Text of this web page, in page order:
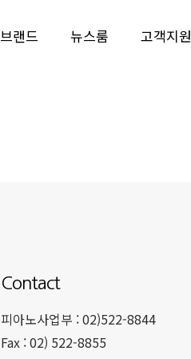
브랜드 뉴스룸 고객지원
Contact
피아노사업부 : 02)522-8844
Fax : 02) 522-8855